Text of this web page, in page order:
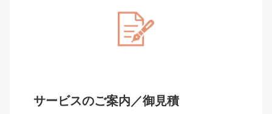
サービスのご案内／御見積